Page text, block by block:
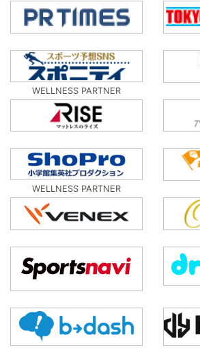
WELLNESS PARTNER
WELLNESS PARTNER